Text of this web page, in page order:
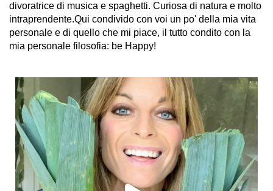
divoratrice di musica e spaghetti. Curiosa di natura e molto
intraprendente.Qui condivido con voi un po' della mia vita
personale e di quello che mi piace, il tutto condito con la
mia personale filosofia: be Happy!